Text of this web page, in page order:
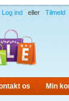
Log ind eller Tilmeld
os Min